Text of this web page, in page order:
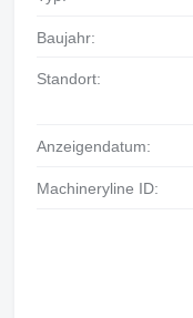
Baujahr:
Standort:
Anzeigendatum:
Machineryline ID: